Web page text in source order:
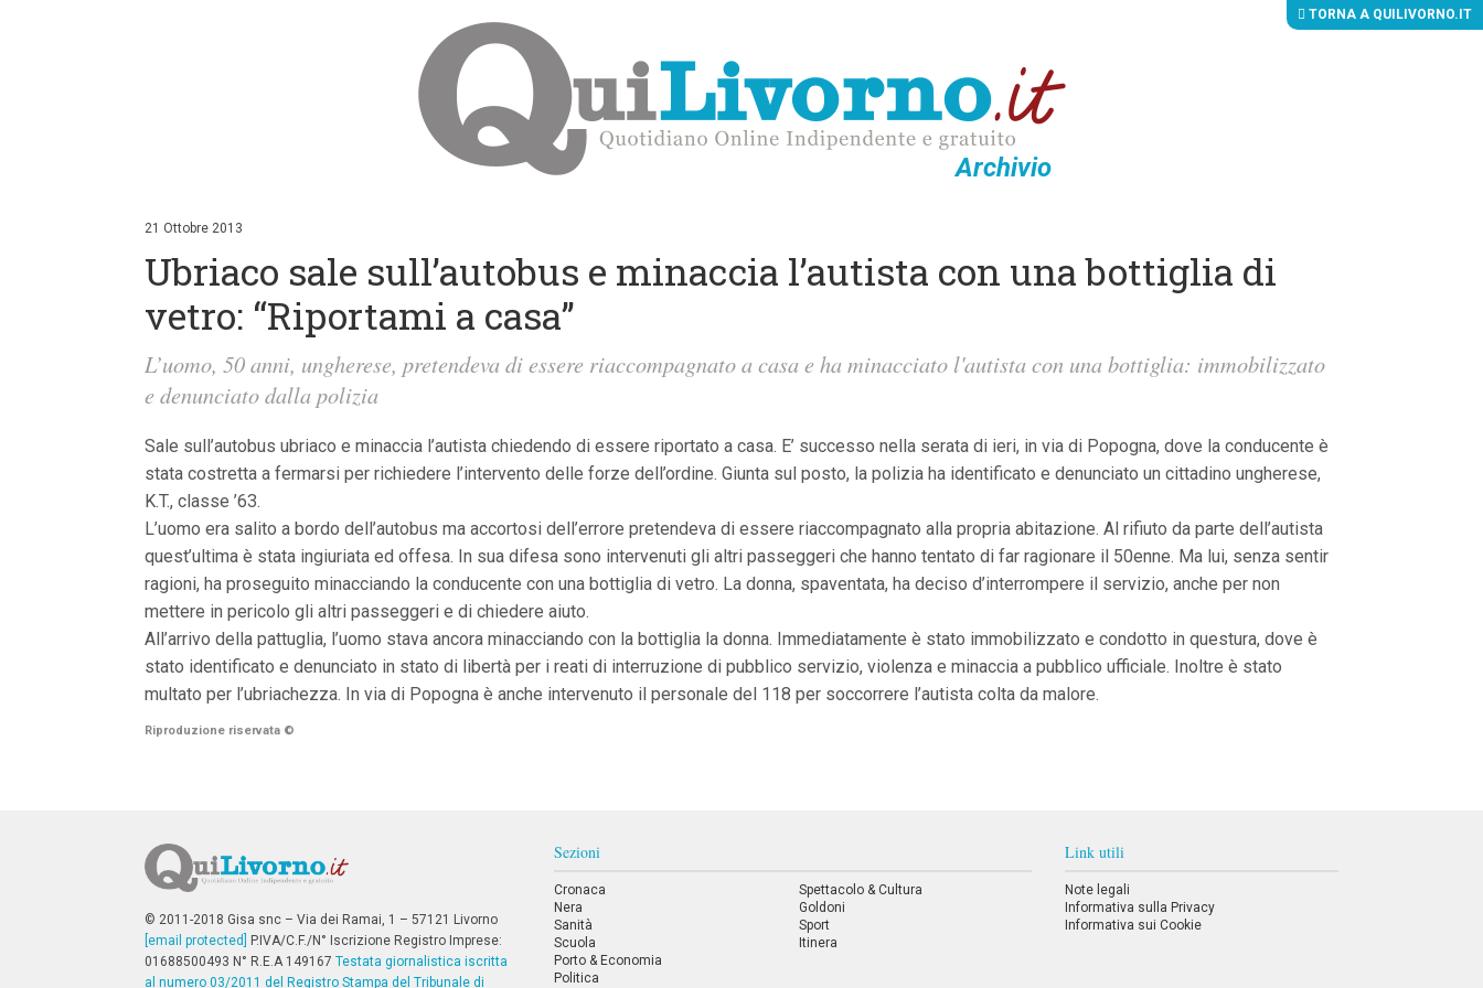
Archivio
i
i
c
n
n
u
p
i
n
c
p
a
i
V
i
a
M
n
c
p
a
l
TORNA A QUILIVORNO.IT
21 Ottobre 2013
Ubriaco sale sull’autobus e minaccia l’autista con una bottiglia di
vetro: “Riportami a casa”
L’uomo, 50 anni, ungherese, pretendeva di essere riaccompagnato a casa e ha minacciato l'autista con una bottiglia: immobilizzato
e denunciato dalla polizia
Sale sull’autobus ubriaco e minaccia l’autista chiedendo di essere riportato a casa. E’ successo nella serata di ieri, in via di Popogna, dove la conducente è
stata costretta a fermarsi per richiedere l’intervento delle forze dell’ordine. Giunta sul posto, la polizia ha identificato e denunciato un cittadino ungherese,
K.T., classe ’63.
L’uomo era salito a bordo dell’autobus ma accortosi dell’errore pretendeva di essere riaccompagnato alla propria abitazione. Al rifiuto da parte dell’autista
quest’ultima è stata ingiuriata ed offesa. In sua difesa sono intervenuti gli altri passeggeri che hanno tentato di far ragionare il 50enne. Ma lui, senza sentir
ragioni, ha proseguito minacciando la conducente con una bottiglia di vetro. La donna, spaventata, ha deciso d’interrompere il servizio, anche per non
mettere in pericolo gli altri passeggeri e di chiedere aiuto.
All’arrivo della pattuglia, l’uomo stava ancora minacciando con la bottiglia la donna. Immediatamente è stato immobilizzato e condotto in questura, dove è
stato identificato e denunciato in stato di libertà per i reati di interruzione di pubblico servizio, violenza e minaccia a pubblico ufficiale. Inoltre è stato
multato per l’ubriachezza. In via di Popogna è anche intervenuto il personale del 118 per soccorrere l’autista colta da malore.
Riproduzione riservata ©
© 2011-2018 Gisa snc – Via dei Ramai, 1 – 57121 Livorno
[email protected]
P.IVA/C.F./N° Iscrizione Registro Imprese:
01688500493 N° R.E.A 149167Testata giornalistica iscritta
al numero 03/2011 del Registro Stampa del Tribunale di
Sezioni
Cronaca
Nera
Sanità
Scuola
Porto & Economia
Politica
Spettacolo & Cultura
Goldoni
Sport
Itinera
Link utili
Note legali
Informativa sulla Privacy
Informativa sui Cookie